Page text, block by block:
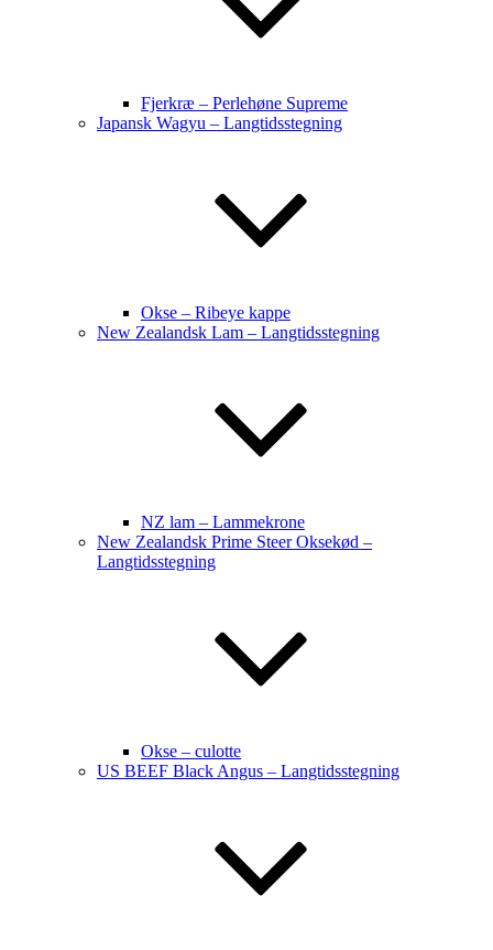
Fjerkræ – Perlehøne Supreme
Japansk Wagyu – Langtidsstegning
Okse – Ribeye kappe
New Zealandsk Lam – Langtidsstegning
NZ lam – Lammekrone
New Zealandsk Prime Steer Oksekød –
Langtidsstegning
Okse – culotte
US BEEF Black Angus – Langtidsstegning